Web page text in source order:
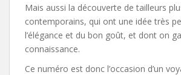
Mais aussi la découverte de tailleurs
contemporains, qui ont une idée très
l’élégance et du bon goût, et dont on
connaissance.
Ce numéro est donc l’occasion d’un